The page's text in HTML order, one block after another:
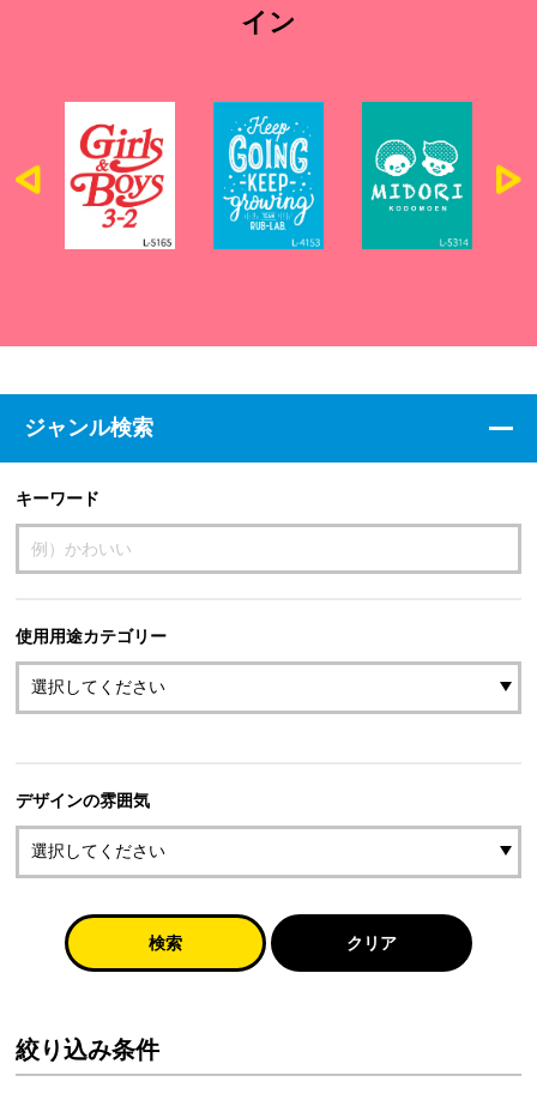
イン
ジャンル検索
キーワード
使用用途カテゴリー
デザインの雰囲気
検索 クリア
絞り込み条件